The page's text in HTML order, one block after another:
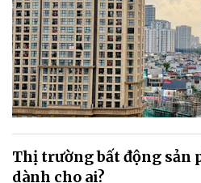
Thị trường bất động sản
dành cho ai?